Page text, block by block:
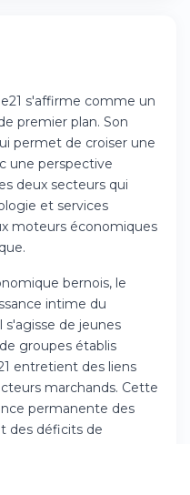
s'affirme comme un
premier plan. Son
permet de croiser une
une perspective
deux secteurs qui
et services
moteurs économiques
bernois, le
intime du
s'agisse de jeunes
groupes établis
entretient des liens
marchands. Cette
permanente des
des déficits de